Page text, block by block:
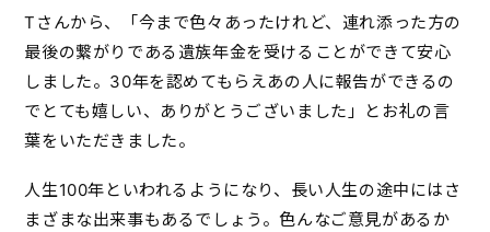
Tさんから、「今まで色々あったけれど、連れ添った方の
最後の繋がりである遺族年金を受けることができて安心
しました。30年を認めてもらえあの人に報告ができるの
でとても嬉しい、ありがとうございました」とお礼の言
葉をいただきました。
人生100年といわれるようになり、長い人生の途中にはさ
まざまな出来事もあるでしょう。色んなご意見があるか